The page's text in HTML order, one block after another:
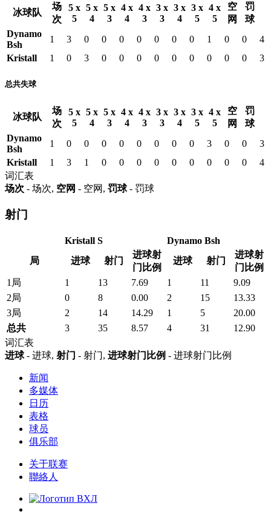
冰球队
场
次
5 x
5
5 x
4
5 x
3
4 x
4
4 x
3
3 x
3
3 x
4
3 x
5
4 x
5
空
网
罚
球
Dynamo
Bsh
1 3 0 0 0 0 0 0 0 1 0 0
4
Kristall
1 0 3 0 0 0 0 0 0 0 0 0 3
总共失球
冰球队
场
次
5 x
5
5 x
4
5 x
3
4 x
4
4 x
3
3 x
3
3 x
4
3 x
5
4 x
5
空
网
罚
球
Dynamo
Bsh
1 0 0 0 0 0 0 0 0 3 0 0
3
Kristall
1 3 1 0 0 0 0 0 0 0 0 0
4
词汇表
场次 - 场次, 空网 - 空网, 罚球- 罚球
射门
Kristall S
Dynamo Bsh
局
进球 射门
进球射
门比例
进球 射门
进球射
门比例
1局
1 13 7.69 1 11
9.09
2局
0 8 0.00 2 15
13.33
3局
2 14 14.29 1 5
20.00
总共
3 35 8.57 4 31
12.90
词汇表
进球- 进球, 射门 - 射门, 进球射门比例 - 进球射门比例
新闻
多媒体
日历
表格
球员
俱乐部
关于联赛
聯絡人